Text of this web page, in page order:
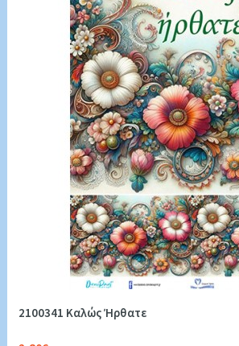
2100341 Καλώς Ήρθατε